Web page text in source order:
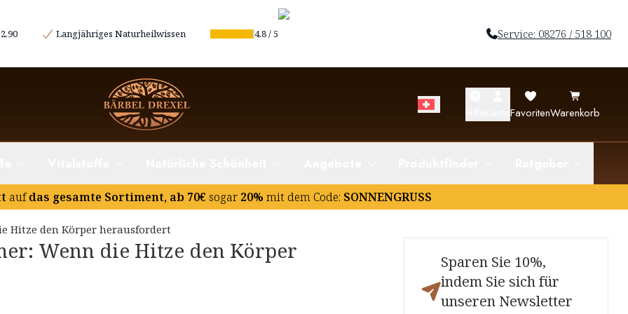
Langjähriges Naturheilwissen 4.8/5 Service: 08276 / 518 100
FavoritenWarenkorb
aufdas gesamte Sortiment, ab 70€ sogar 20% mit dem Code: SONNENGRUSS
Hitze den Körper herausfordert
Wenn die Hitze den Körper
fördert
im Sommeralltag
bemerkbar machen
zu Hause
mit Drainageeffekt
Methoden für moderne Probleme
Sparen Sie 10%,
indem Sie sich für
unseren Newsletter